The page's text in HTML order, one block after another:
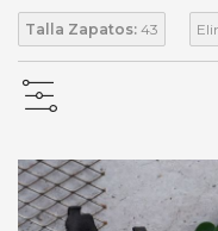
Talla Zapatos: 43